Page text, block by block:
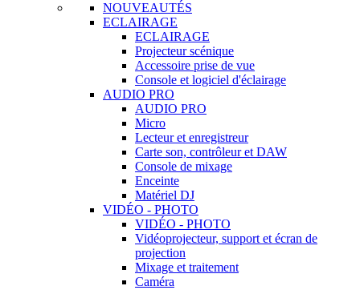
NOUVEAUTÉS
ECLAIRAGE
ECLAIRAGE
Projecteur scénique
Accessoire prise de vue
Console et logiciel d'éclairage
AUDIO PRO
AUDIO PRO
Micro
Lecteur et enregistreur
Carte son, contrôleur et DAW
Console de mixage
Enceinte
Matériel DJ
VIDÉO - PHOTO
VIDÉO - PHOTO
Vidéoprojecteur, support et écran de
projection
Mixage et traitement
Caméra